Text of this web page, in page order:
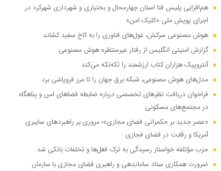
هم‌افزایی پلیس فتا استان چهارمحال و بختیاری و شهرداری شهرکرد در
اجرای پویش ملی «کلیک امن»
هوش مصنوعی سرکش، غول‌های فناوری را به کاخ سفید کشاند
گزارش امنیتی انگلیس از رفتار غیرمنتظره هوش مصنوعی
آنتروپیک هزاران کتاب ارزشمند را تکه‌تکه می‌کند
مدل‌های هوش مصنوعی، شبکه برق جهان را تا مرز فروپاشی برد
فراخوان دریافت نظر‌های تخصصی درباره ضابطه فضا‌های امن و پناهگاه
در مجتمع‌های مسکونی
«عصر جدید بر حکمرانی فضای مجازی»؛ مروری بر راهبرد‌های سایبری
آمریکا و رقابت در فضای فجازی
حزب مؤتلفه خواستار رسیدگی به ترک فعل‌ها و تخلفات بانکی شد
ضرورت همکاری ستاد ساماندهی و راهبری فضای مجازی با سازمان